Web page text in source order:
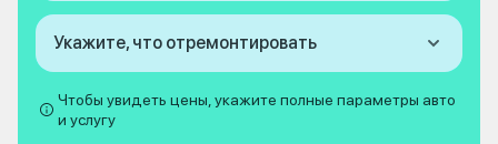
Укажите, что отремонтировать
Чтобы увидеть цены, укажите полные параметры авто
и услугу